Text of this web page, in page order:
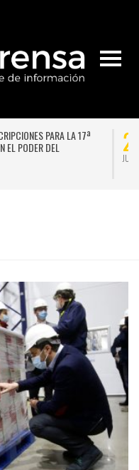
PARA LA 17ª
EL PODER DEL
JUL